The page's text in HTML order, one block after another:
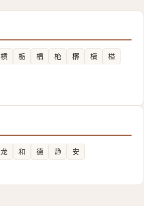
槓 栃 椙 栬 槨 櫝
榏
龙 和 德 静 安